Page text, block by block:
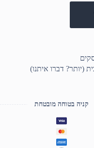
קניה בטוחה מובטחת